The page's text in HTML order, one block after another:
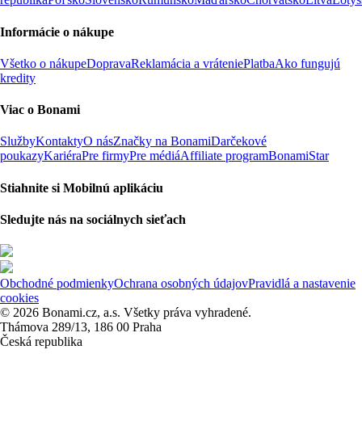
Informácie o nákupe
Všetko o nákupeDopravaReklamácia a vráteniePlatbaAko fungujú
kredity
Viac o Bonami
SlužbyKontaktyO násZnačky na BonamiDarčekové
poukazyKariéraPre firmyPre médiáAffiliate programBonamiStar
Stiahnite si Mobilnú aplikáciu
Sledujte nás na sociálnych sieťach
Obchodné podmienkyOchrana osobných údajovPravidlá a nastavenie
cookies
© 2026 Bonami.cz, a.s. Všetky práva vyhradené.
Thámova 289/13, 186 00 Praha
Česká republika